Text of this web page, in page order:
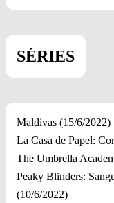
SÉRIES
Maldivas (15/6/2022)
La Casa de Papel:
The Umbrella
Peaky Blinders:
(10/6/2022)